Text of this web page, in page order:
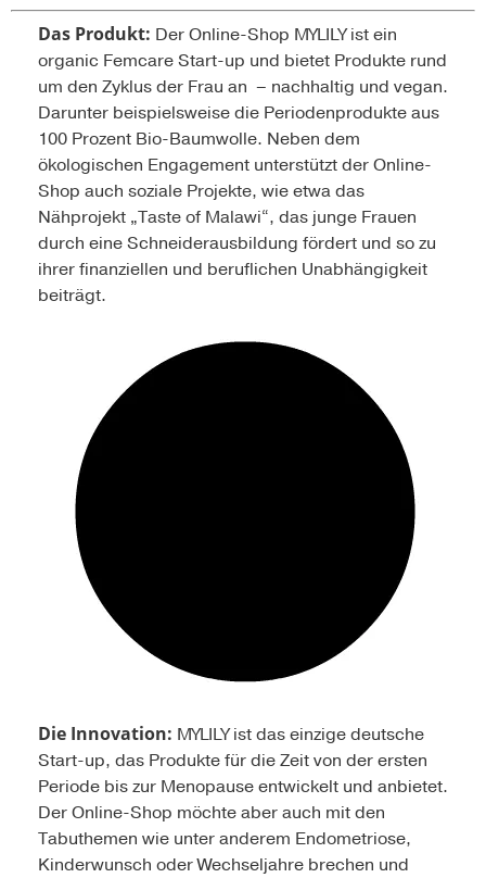
Das Produkt: Der Online-Shop MYLILY ist ein
organic Femcare Start-up und bietet Produkte rund
um den Zyklus der Frau an – nachhaltig und vegan.
Darunter beispielsweise die Periodenprodukte aus
100 Prozent Bio-Baumwolle. Neben dem
ökologischen Engagement unterstützt der Online-
Shop auch soziale Projekte, wie etwa das
Nähprojekt „Taste of Malawi“, das junge Frauen
durch eine Schneiderausbildung fördert und so zu
ihrer finanziellen und beruflichen Unabhängigkeit
beiträgt.
Die Innovation: MYLILY ist das einzige deutsche
Start-up, das Produkte für die Zeit von der ersten
Periode bis zur Menopause entwickelt und anbietet.
Der Online-Shop möchte aber auch mit den
Tabuthemen wie unter anderem Endometriose,
Kinderwunsch oder Wechseljahre brechen und